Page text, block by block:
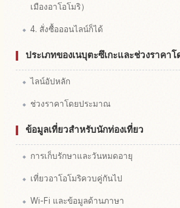
เมืองอาโอโมริ）
4. สั่งซื้อออนไลน์ก็ได้
ประเภทของเนบุตะซึเกะและช่วงราคา
ไลน์อัปหลัก
ช่วงราคาโดยประมาณ
ข้อมูลเที่ยวสำหรับนักท่องเที่ยว
การเก็บรักษาและวันหมดอายุ
เที่ยวอาโอโมริควบคู่กันไป
Wi-Fi และข้อมูลด้านภาษา